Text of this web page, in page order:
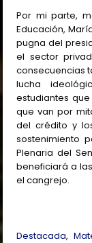
Por mi parte,
Educación,
pugna del
el sector
consecuencias
lucha
estudiantes
que van por
del crédito y
sostenimiento
Plenaria del
beneficiará a
el cangrejo.
Destacada,